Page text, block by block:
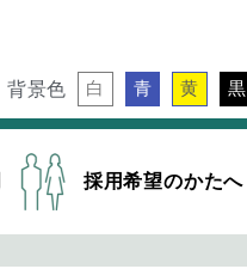
背景色 白 青 黄 黒
採用希望のかたへ